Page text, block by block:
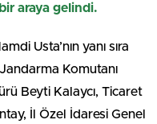
araya gelindi.
Usta’nın yanı sıra
Komutanı
Beyti Kalaycı, Ticaret
İl Özel İdaresi Genel